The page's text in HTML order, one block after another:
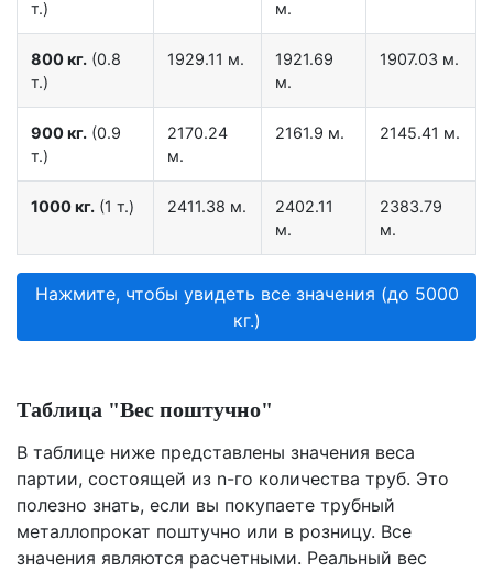
т.) м.
800 кг. (0.8
т.)
1929.11 м.
1921.69
м.
1907.03 м.
900 кг. (0.9
т.)
2170.24
м.
2161.9 м. 2145.41 м.
1000 кг. (1 т.) 2411.38 м.
2402.11
м.
2383.79
м.
Нажмите, чтобы увидеть все значения (до 5000
кг.)
Таблица "Вес поштучно"
В таблице ниже представлены значения веса
партии, состоящей из n-го количества труб. Это
полезно знать, если вы покупаете трубный
металлопрокат поштучно или в розницу. Все
значения являются расчетными. Реальный вес